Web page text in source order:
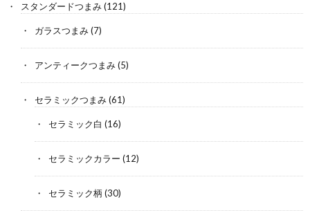
スタンダードつまみ(121)
ガラスつまみ(7)
アンティークつまみ(5)
セラミックつまみ(61)
セラミック白 (16)
セラミックカラー (12)
セラミック柄 (30)